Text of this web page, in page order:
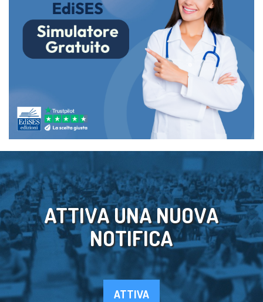
ATTIVA UNA NUOVA
NOTIFICA
ATTIVA